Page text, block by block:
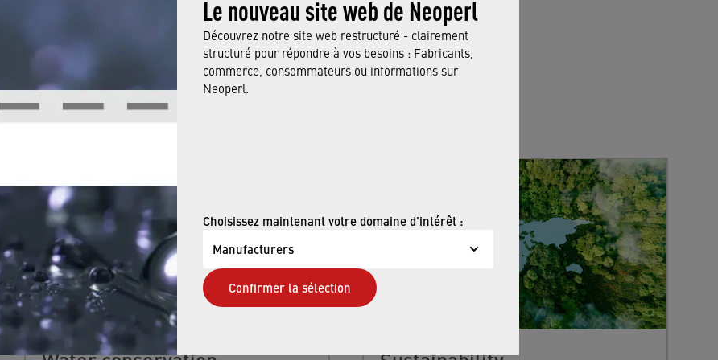
Le nouveau site web de Neoperl
Découvrez notre site web restructuré - clairement
structuré pour répondre à vos besoins : Fabricants,
commerce, consommateurs ou informations sur
Neoperl.
Choisissez maintenant votre domaine d'intérêt :
Manufacturers
Confirmer la sélection
BE INTERESTED IN